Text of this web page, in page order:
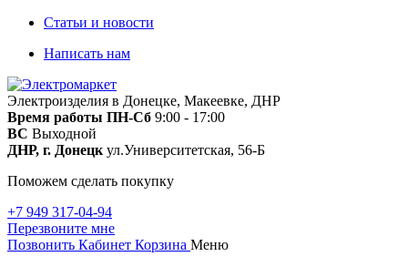
Статьи и новости
Написать нам
Электроизделия в Донецке, Макеевке, ДНР
Время работы ПН-Сб 9:00 - 17:00
ВС Выходной
ДНР, г. Донецк ул.Университетская, 56-Б
Поможем сделать покупку
+7 949 317-04-94
Перезвоните мне
Позвонить Кабинет Корзина Меню